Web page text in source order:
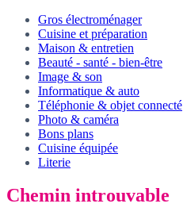
Gros électroménager
Cuisine et préparation
Maison & entretien
Beauté - santé - bien-être
Image & son
Informatique & auto
Téléphonie & objet connecté
Photo & caméra
Bons plans
Cuisine équipée
Literie
Chemin introuvable